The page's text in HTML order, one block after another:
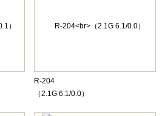
R-204
（2.1G 6.1/0.0）